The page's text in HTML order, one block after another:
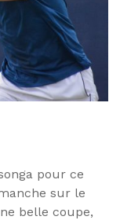
pour ce
sur le
belle coupe,